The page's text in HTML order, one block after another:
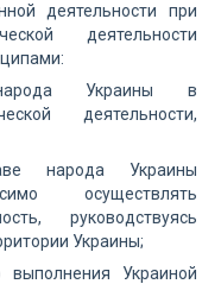
деятельности при
деятельности
Украины в
деятельности,
народа Украины
осуществлять
руководствуясь
Украины;
выполнения Украиной